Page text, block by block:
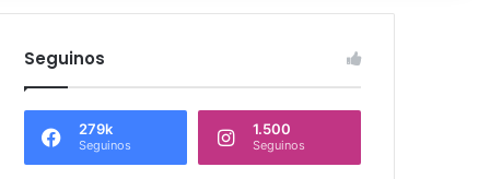
Seguinos
279k
Seguinos
1.500
Seguinos